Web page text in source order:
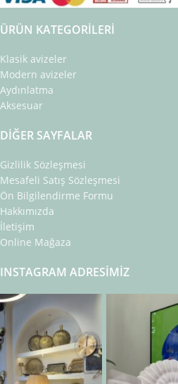
ÜRÜN KATEGORILERI
Klasik avizeler
Modern avizeler
Aydınlatma
Aksesuar
DIĞER SAYFALAR
Gizlilik Sözleşmesi
Mesafeli Satış Sözleşmesi
Ön Bilgilendirme Formu
Hakkımızda
İletişim
Online Mağaza
INSTAGRAM ADRESIMIZ